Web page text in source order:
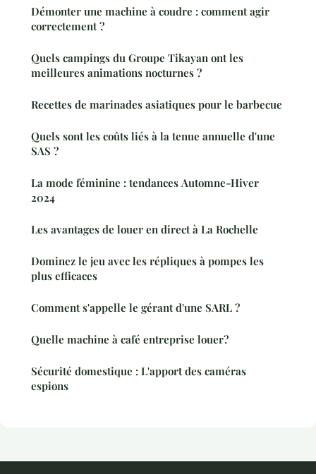
Démonter une machine à coudre : comment agir
correctement ?
Quels campings du Groupe Tikayan ont les
meilleures animations nocturnes ?
Recettes de marinades asiatiques pour le barbecue
Quels sont les coûts liés à la tenue annuelle d'une
SAS ?
La mode féminine : tendances Automne-Hiver
2024
Les avantages de louer en direct à La Rochelle
Dominez le jeu avec les répliques à pompes les
plus efficaces
Comment s'appelle le gérant d'une SARL ?
Quelle machine à café entreprise louer?
Sécurité domestique : L'apport des caméras
espions